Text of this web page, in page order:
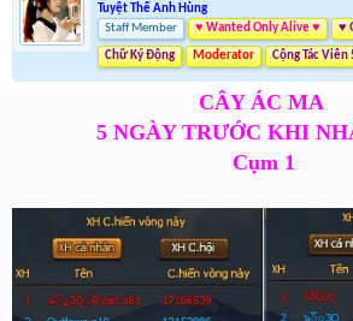
Tuyệt Thế Anh Hùng
Staff Member
♥ Wanted Only Alive ♥ ♥
Chữ Ký Động Moderator Cộng Tác Viên
CÂY ÁC MA
5 NGÀY TRƯỚC KHI
Cụm 1